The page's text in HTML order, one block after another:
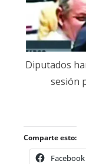
Diputados
sesión
Comparte esto:
Facebook